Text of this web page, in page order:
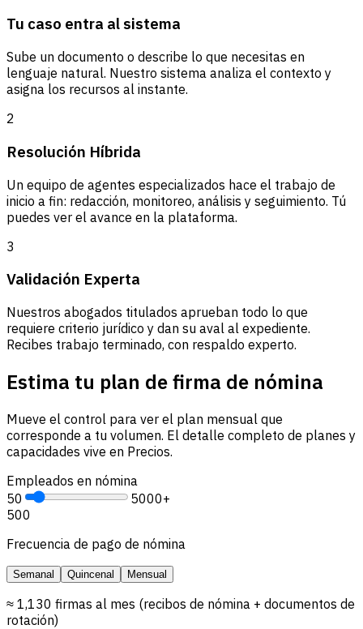
Tu caso entra al sistema
Sube un documento o describe lo que necesitas en
lenguaje natural. Nuestro sistema analiza el contexto y
asigna los recursos al instante.
2
Resolución Híbrida
Un equipo de agentes especializados hace el trabajo de
inicio a fin: redacción, monitoreo, análisis y seguimiento. Tú
puedes ver el avance en la plataforma.
3
Validación Experta
Nuestros abogados titulados aprueban todo lo que
requiere criterio jurídico y dan su aval al expediente.
Recibes trabajo terminado, con respaldo experto.
Estima tu plan de firma de nómina
Mueve el control para ver el plan mensual que
corresponde a tu volumen. El detalle completo de planes y
capacidades vive en Precios.
Empleados en nómina
50
5000+
500
Frecuencia de pago de nómina
Semanal Quincenal Mensual
≈ 1,130 firmas al mes (recibos de nómina + documentos de
rotación)